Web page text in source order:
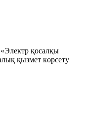
«Электр қосалқы
қызмет көрсету